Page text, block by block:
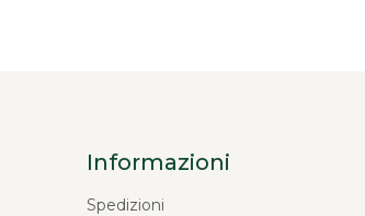
Informazioni
Spedizioni